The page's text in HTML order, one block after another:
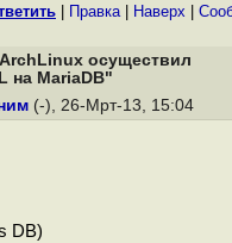
Правка| Наверх
осуществил
на MariaDB"
(-), 26-Мрт-13, 15:04
DB)